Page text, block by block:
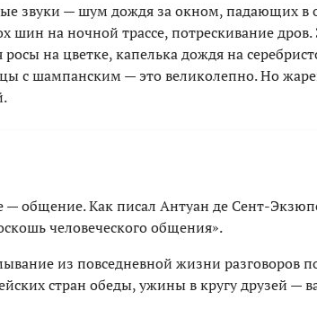
звуки — шум дождя за окном, падающих в
шин на ночной трассе, потрескивание
на цветке, капелька дождя на
с шампанским — это великолепно. Но
— общение. Как писал Антуан де Сент-
человеческого общения».
из повседневной жизни разговоров
стран обеды, ужины в кругу друзей —